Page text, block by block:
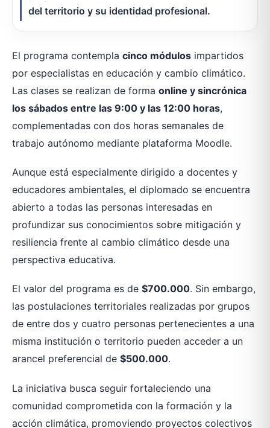
del territorio y su identidad profesional.
El programa contempla cinco módulos impartidos
por especialistas en educación y cambio climático.
Las clases se realizan de forma online y sincrónica
los sábados entre las 9:00 y las 12:00 horas,
complementadas con dos horas semanales de
trabajo autónomo mediante plataforma Moodle.
Aunque está especialmente dirigido a docentes y
educadores ambientales, el diplomado se encuentra
abierto a todas las personas interesadas en
profundizar sus conocimientos sobre mitigación y
resiliencia frente al cambio climático desde una
perspectiva educativa.
El valor del programa es de $700.000. Sin embargo,
las postulaciones territoriales realizadas por grupos
de entre dos y cuatro personas pertenecientes a una
misma institución o territorio pueden acceder a un
arancel preferencial de $500.000.
La iniciativa busca seguir fortaleciendo una
comunidad comprometida con la formación y la
acción climática, promoviendo proyectos colectivos